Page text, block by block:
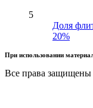
5
Доля
20%
При использовании
Все права